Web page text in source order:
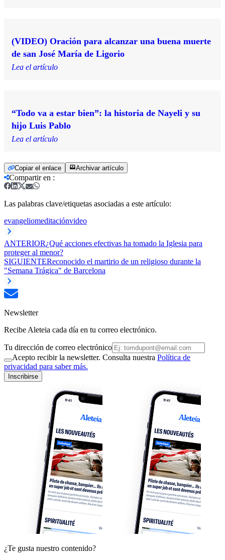
(VIDEO) Oración para alcanzar una buena muerte
de san José María de Ligorio
Lea el artículo
“Todo va a estar bien”: la historia de Nayeli y su
hijo Luis Pablo
Lea el artículo
Copiar el enlace Archivar artículo
Compartir en :
Las palabras clave/etiquetas asociadas a este artículo:
evangeliomeditaciónvideo
ANTERIOR¿Qué acciones efectivas ha tomado la Iglesia para
proteger al menor?
SIGUIENTEReconocido el martirio de un religioso durante la
"Semana Trágica" de Barcelona
Newsletter
Recibe Aleteia cada día en tu correo electrónico.
Tu dirección de correo electrónico
Acepto recibir la newsletter. Consulta nuestra Política de
privacidad para saber más.
Inscribirse
¿Te gusta nuestro contenido?